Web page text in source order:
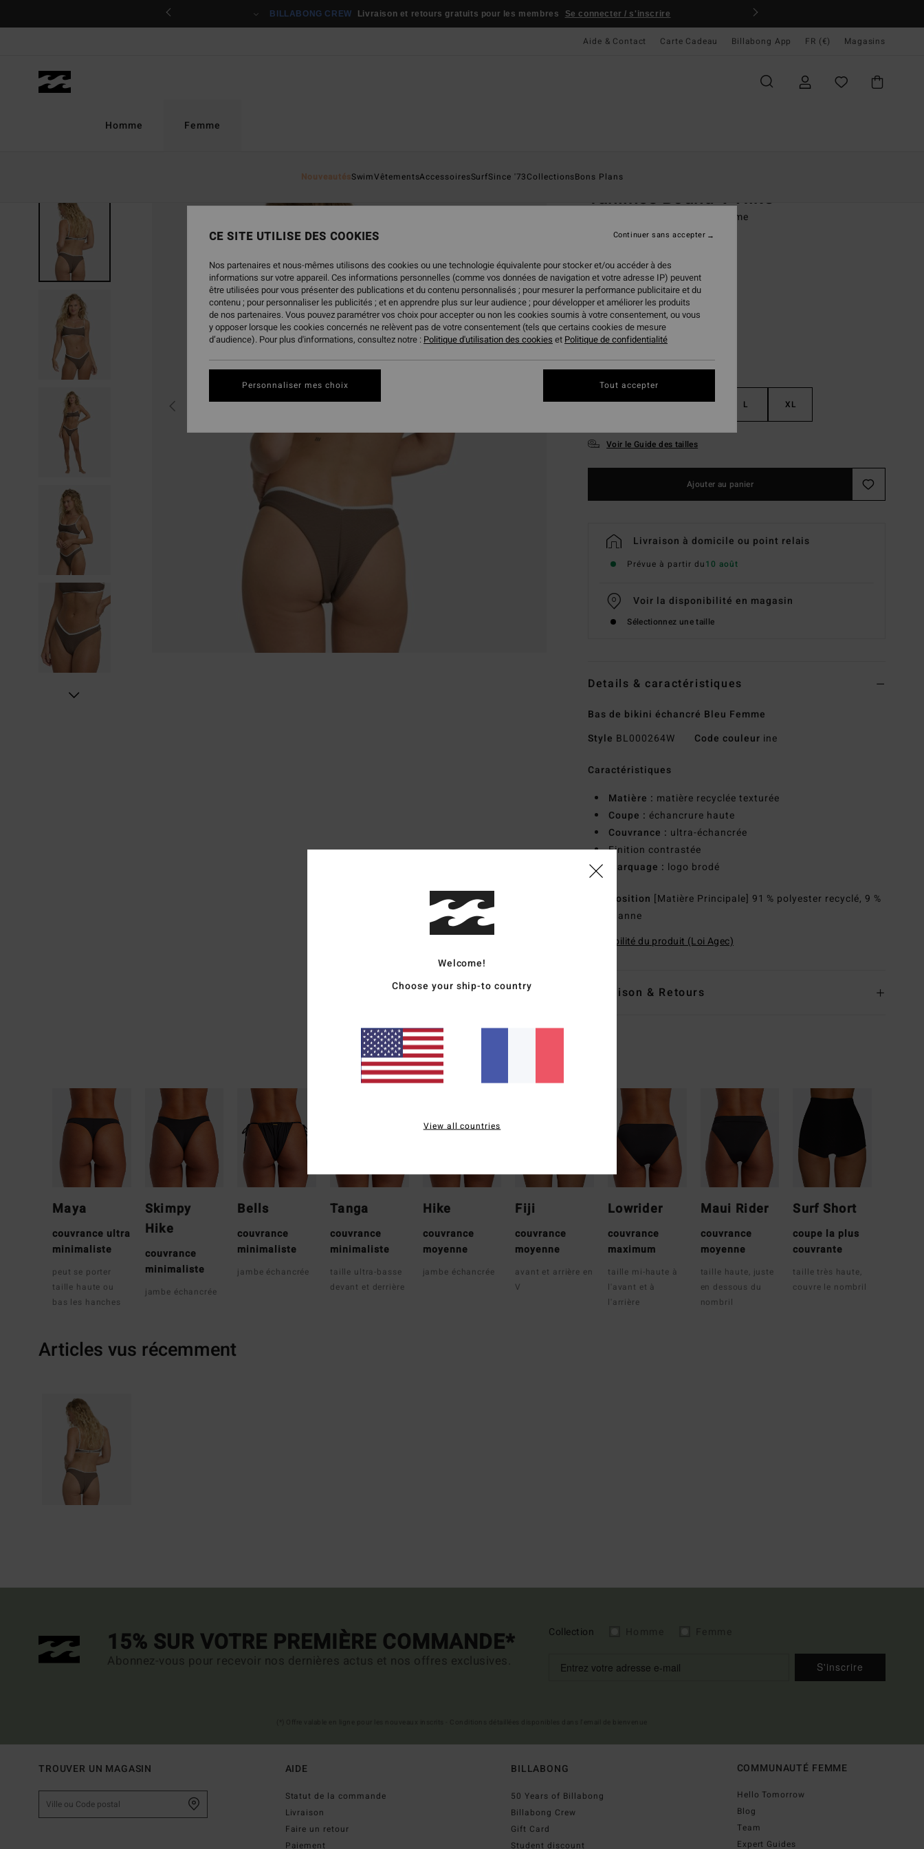
BILLABONG CREW Livraison et retours gratuits pour les membres Se connecter / s'inscrire
Aide & Contact Carte Cadeau Billabong App FR (€) Magasins
Homme Femme
NouveautésSwimVêtementsAccessoiresSurfSince '73CollectionsBons Plans
Tanlines Bound V Hike
Bas de bikini échancré Bleu Femme
CouleurIncense
XS S M L XL
Voir le Guide des tailles
Ajouter au panier
Livraison à domicile ou point relais
Prévue à partir du10 août
Voir la disponibilité en magasin
Sélectionnez une taille
Details & caractéristiques
Bas de bikini échancré Bleu Femme
Style BL000264W Code couleur ine
Caractéristiques
Matière : matière recyclée texturée
Coupe : échancrure haute
Couvrance : ultra-échancrée
Finition contrastée
Marquage : logo brodé
Composition [Matière Principale] 91 % polyester recyclé, 9 %
élasthanne
Traçabilité du produit (Loi Agec)
Livraison & Retours
Quelle forme
Maya
couvrance ultra
minimaliste
peut se porter
taille haute ou
bas les hanches
Skimpy
Hike
couvrance
minimaliste
jambe échancrée
Bells
couvrance
minimaliste
jambe échancrée
Tanga
couvrance
minimaliste
taille ultra-basse
devant et derrière
Hike
couvrance
moyenne
jambe échancrée
Fiji
couvrance
moyenne
avant et arrière en
V
Lowrider
couvrance
maximum
taille mi-haute à
l'avant et à
l'arrière
Maui Rider
couvrance
moyenne
taille haute, juste
en dessous du
nombril
Surf Short
coupe la plus
couvrante
taille très haute,
couvre le nombril
Articles vus récemment
15% SUR VOTRE PREMIÈRE COMMANDE*
Abonnez-vous pour recevoir nos dernières actus et nos offres exclusives.
Collection
S'inscrire
TROUVER UN MAGASIN AIDE
Statut de la commande
Livraison
Faire un retour
Paiement
BILLABONG
50 Years of Billabong
Billabong Crew
Gift Card
Student discount
COMMUNAUTÉ FEMME
Hello Tomorrow
Blog
Team
Expert Guides
Welcome!
Choose your ship-to country
View all countries
CE SITE UTILISE DES COOKIES
Nos partenaires et nous-mêmes utilisons des cookies ou une technologie équivalente pour stocker et/ou accéder à des
informations sur votre appareil. Ces informations personnelles (comme vos données de navigation et votre adresse IP) peuvent
être utilisées pour vous présenter des publications et du contenu personnalisés ; pour mesurer la performance publicitaire et du
contenu ; pour personnaliser les publicités ; et en apprendre plus sur leur audience ; pour développer et améliorer les produits
de nos partenaires. Vous pouvez paramétrer vos choix pour accepter ou non les cookies soumis à votre consentement, ou vous
y opposer lorsque les cookies concernés ne relèvent pas de votre consentement (tels que certains cookies de mesure
d’audience). Pour plus d'informations, consultez notre : Politique d'utilisation des cookies et Politique de confidentialité
Personnaliser mes choix
Continuer sans accepter
Tout accepter